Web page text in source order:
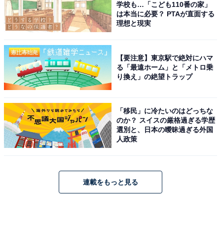
学校も…「こども110番の家」
は本当に必要？ PTAが直面する
理想と現実
【要注意】東京駅で絶対にハマ
る「最遠ホーム」と「メトロ乗
り換え」の絶望トラップ
「移民」に冷たいのはどっちな
のか？ スイスの厳格過ぎる学歴
選別と、日本の曖昧過ぎる外国
人政策
連載をもっと見る